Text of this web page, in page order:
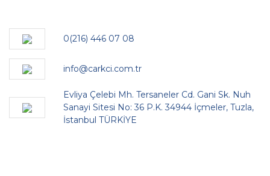
0(216) 446 07 08
info@carkci.com.tr
Evliya Çelebi Mh. Tersaneler Cd. Gani Sk. Nuh
Sanayi Sitesi No: 36 P.K. 34944 İçmeler, Tuzla,
İstanbul TÜRKİYE